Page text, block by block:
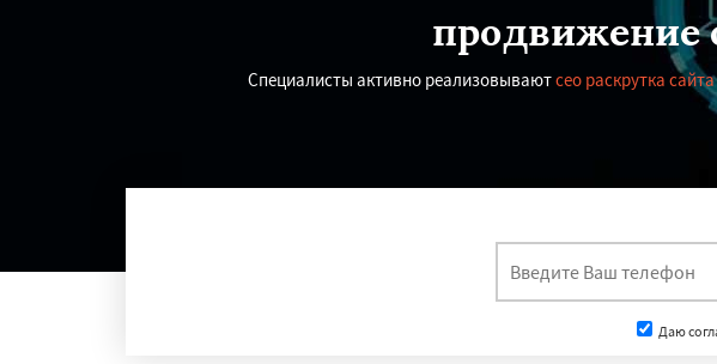
продвижение
Специалисты активно реализовываютсео раскрутка сайта
Даю